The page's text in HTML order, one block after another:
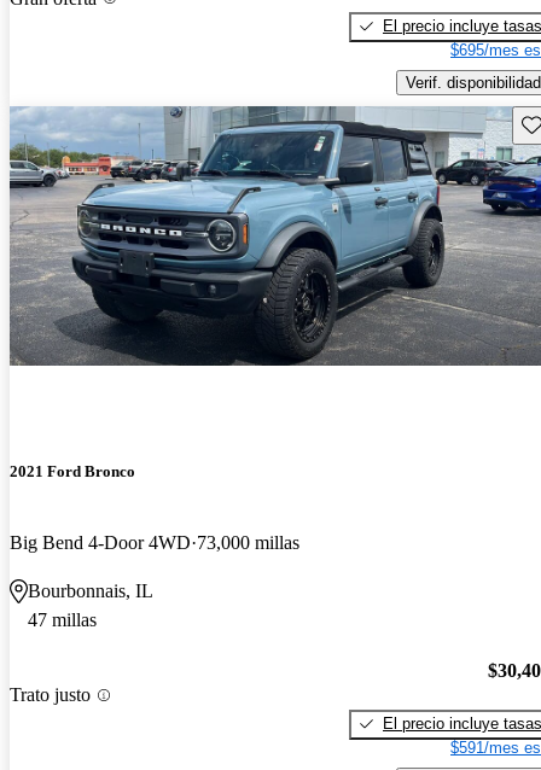
El precio incluye tasas
$695/mes
Verif. disponibilidad
2021 Ford Bronco
Big Bend 4-Door 4WD 73,000 millas
Bourbonnais, IL
47 millas
Trato justo
El precio incluye tasas
$591/mes